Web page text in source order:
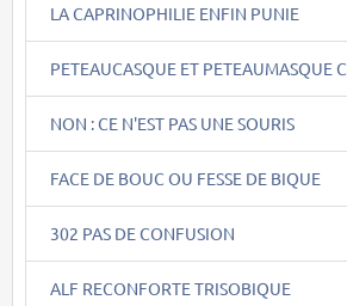
LA CAPRINOPHILIE ENFIN PUNIE
PETEAUCASQUE ET PETEAUMASQUE C
NON : CE N'EST PAS UNE SOURIS
FACE DE BOUC OU FESSE DE BIQUE
302 PAS DE CONFUSION
ALF RECONFORTE TRISOBIQUE